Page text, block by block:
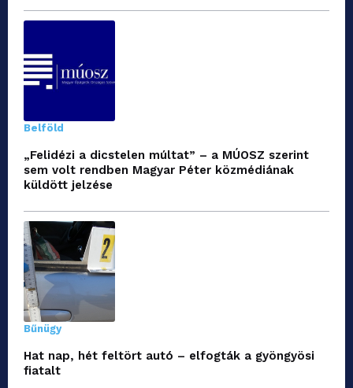
Belföld
„Felidézi a dicstelen múltat” – a MÚOSZ szerint
sem volt rendben Magyar Péter közmédiának
küldött jelzése
Bűnügy
Hat nap, hét feltört autó – elfogták a gyöngyösi
fiatalt